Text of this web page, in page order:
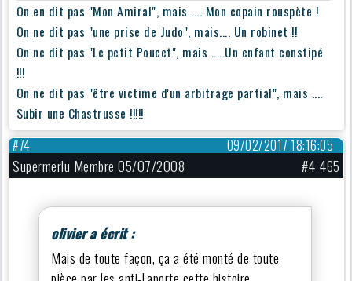
On en dit pas "Mon Amiral", mais .... Mon copain rouspète !
On ne dit pas "une prise de Judo", mais.... Un robinet !!
On ne dit pas "Le petit Poucet", mais .....Un enfant constipé
!!!
On ne dit pas "être victime d'un arbitrage partial", mais ....
Subir une Chastrusse !!!!!
09/02/2017 18:16:05
#74
Supermerlu Membre 05/07/2008 #4 465
olivier a écrit :
Mais de toute façon, ça a été monté de toute